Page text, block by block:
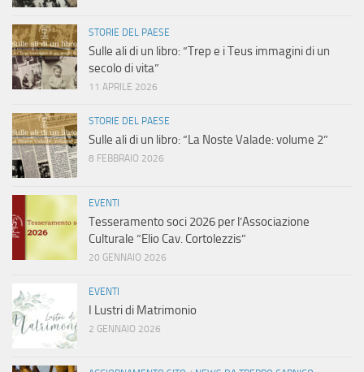
STORIE DEL PAESE
Sulle ali di un libro: “Trep e i Teus immagini di un
secolo di vita”
11 APRILE 2026
STORIE DEL PAESE
Sulle ali di un libro: “La Noste Valade: volume 2”
8 FEBBRAIO 2026
EVENTI
Tesseramento soci 2026 per l’Associazione
Culturale “Elio Cav. Cortolezzis”
20 GENNAIO 2026
EVENTI
I Lustri di Matrimonio
2 GENNAIO 2026